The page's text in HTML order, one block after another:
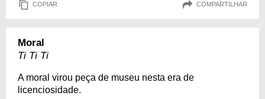
COPIAR COMPARTILHAR
Moral
Ti Ti Ti
A moral virou peça de museu nesta era de
licenciosidade.